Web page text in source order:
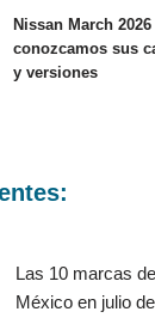
Nissan March
conozcamos sus
y versiones
Las 10 marcas
México en julio